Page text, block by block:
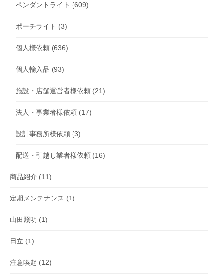
ペンダントライト (609)
ポーチライト (3)
個人様依頼 (636)
個人輸入品 (93)
施設・店舗運営者様依頼 (21)
法人・事業者様依頼 (17)
設計事務所様依頼 (3)
配送・引越し業者様依頼 (16)
商品紹介 (11)
定期メンテナンス (1)
山田照明 (1)
日立 (1)
注意喚起 (12)